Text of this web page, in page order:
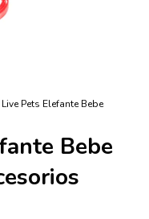
Pets Elefante Bebe
Bebe